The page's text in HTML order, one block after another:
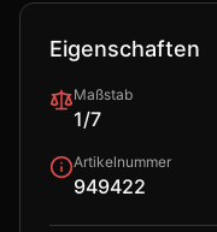
Eigenschaften
Maßstab
1/7
Artikelnummer
949422